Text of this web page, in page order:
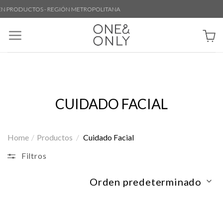
Skip
to
content
- REGIÓN METROPOLITANA
CUIDADO FACIAL
Home / Productos / Cuidado Facial
Filtros